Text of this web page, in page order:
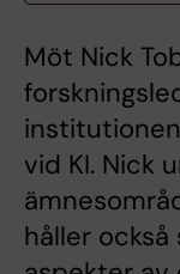
Möt Nick
vid KI. Nick
håller också